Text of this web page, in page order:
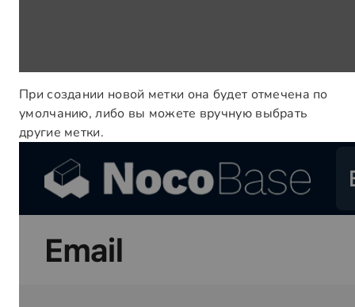
При создании новой метки она будет отмечена по
умолчанию, либо вы можете вручную выбрать
другие метки.